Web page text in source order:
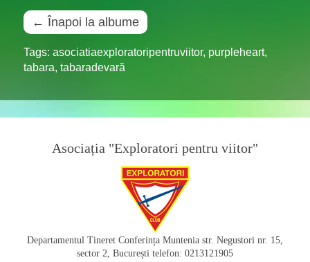
← Înapoi la albume
Tags: asociatiaexploratoripentruviitor, purpleheart,
tabara, tabaradevară
Asociația "Exploratori pentru viitor"
Departamentul Tineret Conferința Muntenia str. Negustori nr. 15,
sector 2, București telefon: 0213121905